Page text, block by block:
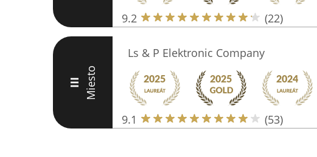
9.2 (22)
III Miesto
Ls & P Elektronic Company
9.1 (53)